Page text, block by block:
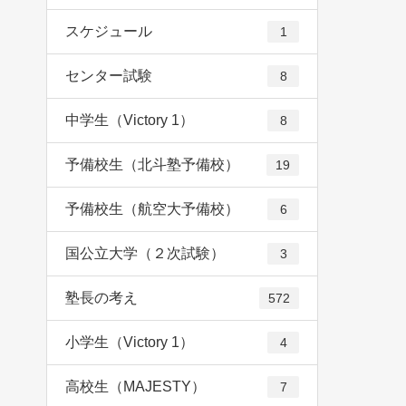
スケジュール 1
センター試験 8
中学生（Victory 1） 8
予備校生（北斗塾予備校） 19
予備校生（航空大予備校） 6
国公立大学（２次試験） 3
塾長の考え 572
小学生（Victory 1） 4
高校生（MAJESTY） 7